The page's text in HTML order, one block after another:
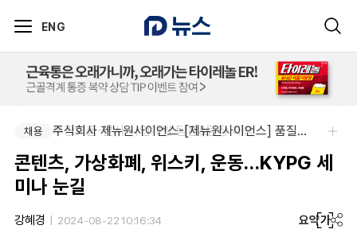
ENG
채용 부광약품-본사 사업개발 팀원&팀장 채용
채용 주식회사 제뉴원사이언스-[제뉴원사이언스] 품질관리약사 모집(경력무관)
콘텐츠, 가상화폐, 위스키, 운동…KYPG 세
미나 눈길
강혜경 2024-08-22 10:16:34 요약가